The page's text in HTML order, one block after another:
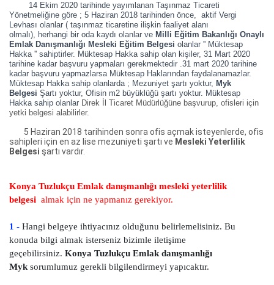
14 Ekim 2020 tarihinde yayımlanan Taşınmaz Ticareti
Yönetmeliğine göre ; 5 Haziran 2018 tarihinden önce, aktif Vergi
Levhası olanlar ( taşınmaz ticaretine ilişkin faaliyet alanı
olmalı), herhangi bir oda kaydı olanlar ve Milli Eğitim Bakanlığı Onaylı
Emlak Danışmanlığı Mesleki Eğitim Belgesi olanlar '' Müktesap
Hakka '' sahiptirler. Müktesap Hakka sahip olan kişiler, 31 Mart 2020
tarihine kadar başvuru yapmaları gerekmektedir .31 mart 2020 tarihine
kadar başvuru yapmazlarsa Müktesap Haklarından faydalanamazlar.
Müktesap Hakka sahip olanlarda ; Mezuniyet şartı yoktur, Myk
Belgesi Şartı yoktur, Ofisin m2 büyüklüğü şartı yoktur. Müktesap
Hakka sahip olanlar Direk İl Ticaret Müdürlüğüne başvurup, ofisleri için
yetki belgesi alabilirler.
5 Haziran 2018 tarihinden sonra ofis açmak isteyenlerde, ofis
sahipleri için en az lise mezuniyeti şartı ve Mesleki Yeterlilik
Belgesi şartı vardır.
Konya Tuzlukçu Emlak danışmanlığı mesleki yeterlilik
belgesi almak için ne yapmanız gerekiyor.
1 - Hangi belgeye ihtiyacınız olduğunu belirlemelisiniz. Bu
konuda bilgi almak isterseniz bizimle iletişime
geçebilirsiniz. Konya Tuzlukçu Emlak danışmanlığı
Myk sorumlumuz gerekli bilgilendirmeyi yapıcaktır.